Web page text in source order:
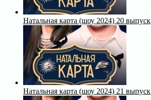
Натальная карта (шоу 2024) 20 выпуск
Натальная карта (шоу 2024) 21 выпуск